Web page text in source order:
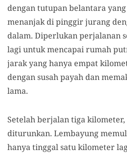
dengan tutupan belantara
menanjak di pinggir jurang
dalam. Diperlukan perjalanan
lagi untuk mencapai rumah
jarak yang hanya empat
dengan susah payah dan
lama.
Setelah berjalan tiga
diturunkan. Lembayung
hanya tinggal satu kilometer